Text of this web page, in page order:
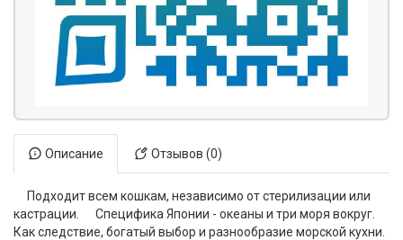
Описание Отзывов (0)
Подходит всем кошкам, независимо от стерилизации или
кастрации. Специфика Японии - океаны и три моря вокруг.
Как следствие, богатый выбор и разнообразие морской кухни.